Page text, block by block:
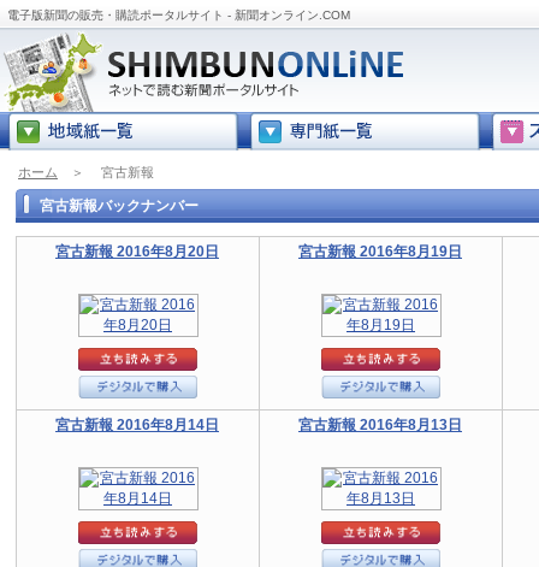
電子版新聞の販売・購読ポータルサイト - 新聞オンライン.COM
ホーム ＞ 宮古新報
宮古新報バックナンバー
宮古新報 2016年8月20日 宮古新報 2016年8月19日
宮古新報 2016年8月14日 宮古新報 2016年8月13日